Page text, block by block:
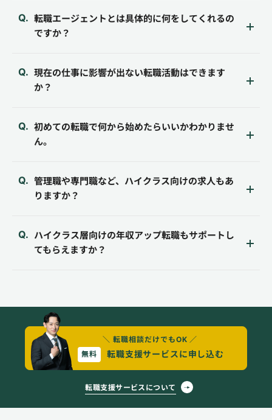
転職エージェントとは具体的に何をしてくれるの
ですか？
現在の仕事に影響が出ない転職活動はできます
か？
初めての転職で何から始めたらいいかわかりませ
ん。
管理職や専門職など、ハイクラス向けの求人もあ
りますか？
ハイクラス層向けの年収アップ転職もサポートし
てもらえますか？
＼ 転職相談だけでもOK ／
無料
転職支援サービスに申し込む
転職支援サービスについて